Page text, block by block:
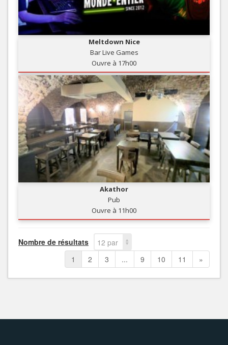
Meltdown Nice
Bar Live Games
Ouvre à 17h00
Akathor
Pub
Ouvre à 11h00
Nombre de résultats
12 par
page
1 2 3 ... 9 10 11 »